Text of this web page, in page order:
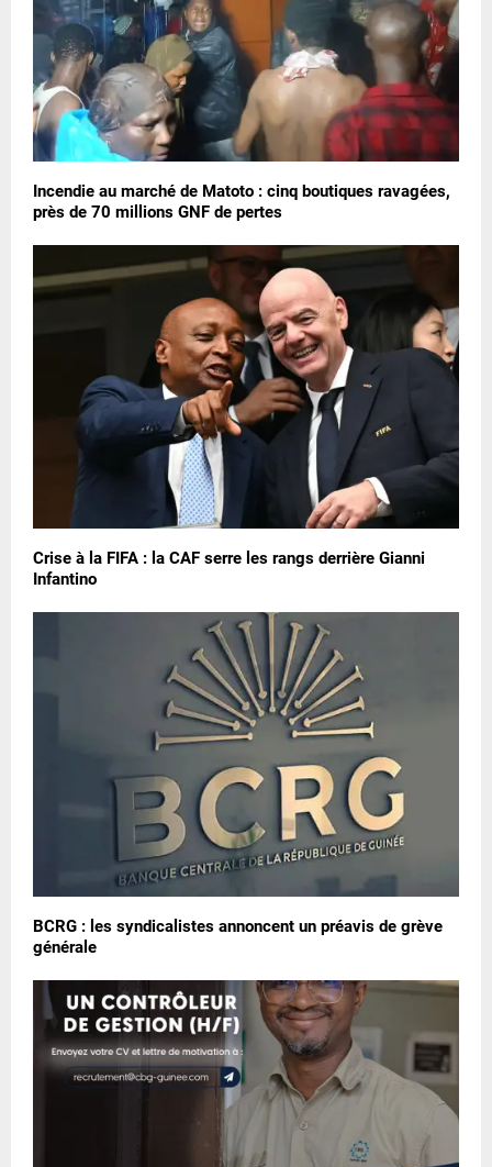
Incendie au marché de Matoto : cinq boutiques ravagées,
près de 70 millions GNF de pertes
Crise à la FIFA : la CAF serre les rangs derrière Gianni
Infantino
BCRG : les syndicalistes annoncent un préavis de grève
générale